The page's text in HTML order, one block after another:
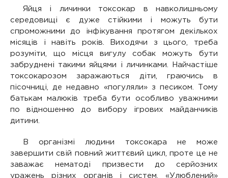
Яйця і личинки токсокар в навколишньому
середовищі є дуже стійкими і можуть бути
спроможними до інфікування протягом декількох
місяців і навіть років. Виходячи з цього, треба
розуміти, що місця вигулу собак можуть бути
забруднені такими яйцями і личинками. Найчастіше
токсокарозом заражаються діти, граючись в
пісочниці, де недавно «погуляли» з песиком. Тому
батькам малюків треба бути особливо уважними
по відношенню до вибору ігрових майданчиків
дитини.
В організмі людини токсокара не може
завершити свій повний життєвий цикл, проте це не
заважає нематоді призвести до серйозних
уражень різних органів і систем. «Улюблений»